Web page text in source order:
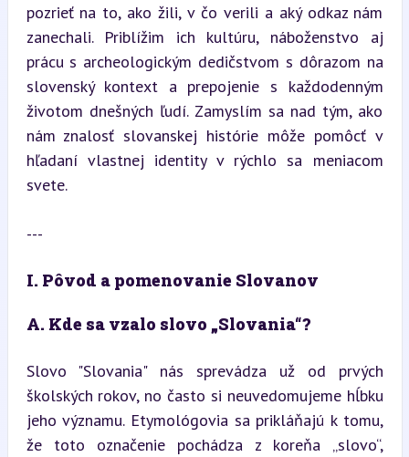
pozrieť na to, ako žili, v čo verili a aký odkaz nám
zanechali. Priblížim ich kultúru, náboženstvo aj
prácu s archeologickým dedičstvom s dôrazom na
slovenský kontext a prepojenie s každodenným
životom dnešných ľudí. Zamyslím sa nad tým, ako
nám znalosť slovanskej histórie môže pomôcť v
hľadaní vlastnej identity v rýchlo sa meniacom
svete.
---
I. Pôvod a pomenovanie Slovanov
A. Kde sa vzalo slovo „Slovania“?
Slovo "Slovania" nás sprevádza už od prvých
školských rokov, no často si neuvedomujeme hĺbku
jeho významu. Etymológovia sa prikláňajú k tomu,
že toto označenie pochádza z koreňa „slovo“,